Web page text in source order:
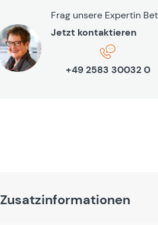
Frag unsere Expertin
Jetzt kontaktieren
+49 2583 30032 0
Zusatzinformationen